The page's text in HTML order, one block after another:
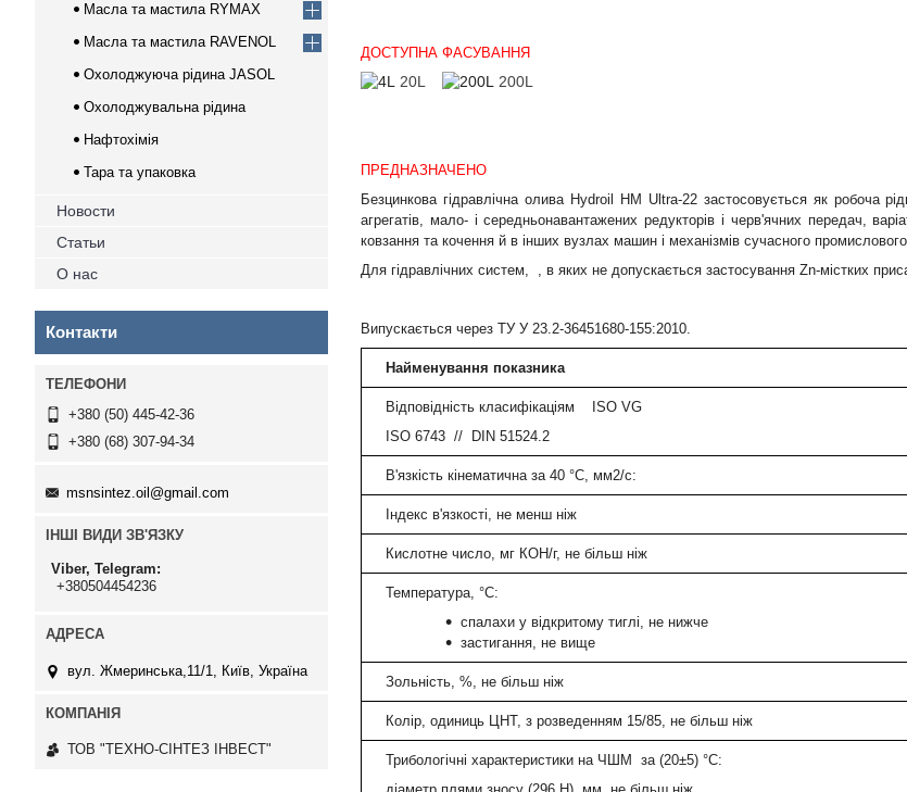
ДОСТУПНА ФАСУВАННЯ
20L 200L
ПРЕДНАЗНАЧЕНО
Безцинкова гідравлічна олива Hydroil HM Ultra-22 застосовується як робоча
агрегатів, мало- і середньонавантажених редукторів і черв'ячних передач,
ковзання та кочення й в інших вузлах машин і механізмів сучасного
Для гідравлічних систем, , в яких не допускається застосування Zn-містких
Випускається через ТУ У 23.2-36451680-155:2010.
Найменування показника
Відповідність класифікаціям ISO VG
ISO 6743 // DIN 51524.2
В'язкість кінематична за 40 °C, мм2/с:
Індекс в'язкості, не менш ніж
Кислотне число, мг КОН/г, не більш ніж
Температура, °С:
спалахи у відкритому тиглі, не нижче
застигання, не вище
Зольність, %, не більш ніж
Колір, одиниць ЦНТ, з розведенням 15/85, не більш ніж
Трибологічні характеристики на ЧШМ за (20±5) °C:
Масла та мастила RYMAX
Масла та мастила RAVENOL
Охолоджуюча рідина JASOL
Охолоджувальна рідина
Нафтохімія
Тара та упаковка
Новости
Статьи
О нас
Контакти
+380 (50) 445-42-36
+380 (68) 307-94-34
msnsintez.oil@gmail.com
ІНШІ ВИДИ ЗВ'ЯЗКУ
Viber, Telegram
+380504454236
вул. Жмеринська,11/1, Київ, Україна
ТОВ "ТЕХНО-СІНТЕЗ ІНВЕСТ"